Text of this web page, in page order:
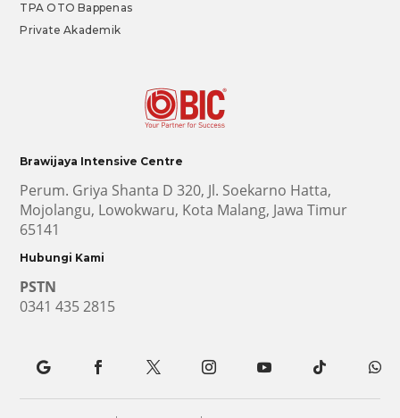
TPA OTO Bappenas
Private Akademik
Brawijaya Intensive Centre
Perum. Griya Shanta D 320, Jl. Soekarno Hatta,
Mojolangu, Lowokwaru, Kota Malang, Jawa Timur
65141
Hubungi Kami
PSTN
0341 435 2815